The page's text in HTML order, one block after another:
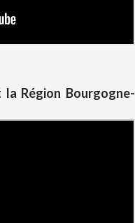
Région Bourgogne-